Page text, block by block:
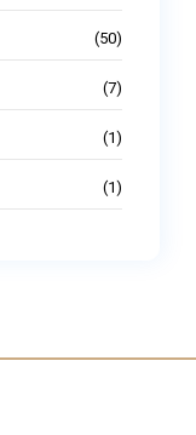
(50)
(7)
(1)
(1)